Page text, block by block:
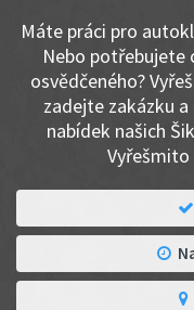
Máte práci pro
Nebo potřebujete
osvědčeného?
zadejte zakázku
nabídek našich
Vyřešmito